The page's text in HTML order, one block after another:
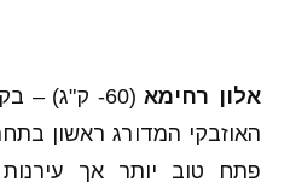
אלון רחימא
(60- ק"ג) –
פתח טוב יותר אך